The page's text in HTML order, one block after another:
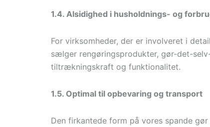
1.4. Alsidighed i husholdnings- og
For virksomheder, der er involveret i
sælger rengøringsprodukter, gør-det-
tiltrækningskraft og funktionalitet.
1.5. Optimal til opbevaring og transport
Den firkantede form på vores spande